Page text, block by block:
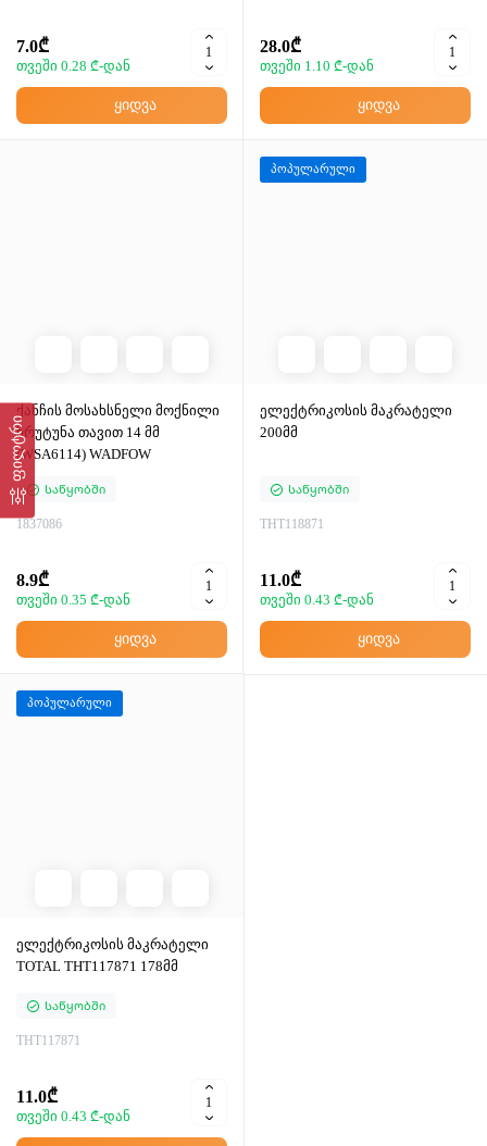
ფილტრი
7.0₾
თვეში 0.28 ₾-დან
ყიდვა
28.0₾
თვეში 1.10 ₾-დან
ყიდვა
ქანჩის მოსახსნელი მოქნილი
ხრუტუნა თავით 14 მმ
(WSA6114) WADFOW
Საწყობში
1837086
8.9₾
თვეში 0.35 ₾-დან
ყიდვა
პოპულარული
ელექტრიკოსის მაკრატელი
200მმ
Საწყობში
THT118871
11.0₾
თვეში 0.43 ₾-დან
ყიდვა
პოპულარული
ელექტრიკოსის მაკრატელი
TOTAL THT117871 178მმ
Საწყობში
THT117871
11.0₾
თვეში 0.43 ₾-დან